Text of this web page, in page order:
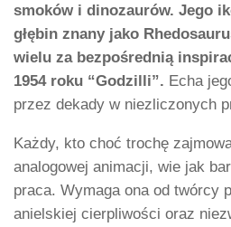
smoków i dinozaurów. Jego
głębin znany jako
wielu za bezpośrednią
1954 roku “Godzilli”. Echa
przez dekady w niezliczonych
Każdy, kto choć trochę
analogowej animacji, wie jak
praca. Wymaga ona od twórcy
anielskiej cierpliwości oraz